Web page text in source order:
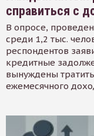
справиться с
В опросе,
среди 1,2 тыс.
респондентов
кредитные
вынуждены
ежемесячного